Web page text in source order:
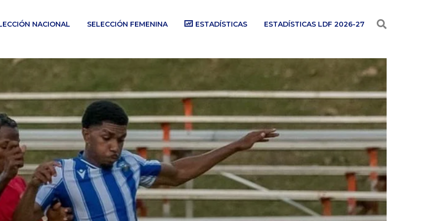
NACIONAL SELECCIÓN FEMENINA ESTADÍSTICAS ESTADÍSTICAS LDF 2026-27